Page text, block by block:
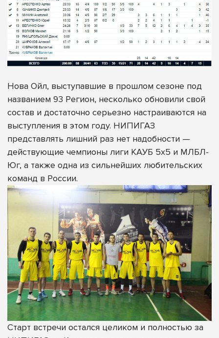
Нова Ойл, выступавшие в прошлом сезоне под
названием 93 Регион, несколько обновили свой
состав и достаточно серьезно настраиваются на
выступления в этом году. НИПИГАЗ
представлять лишний раз нет надобности —
действующие чемпионы лиги КАУБ 5х5 и МЛБЛ-
Юг, а также одна из сильнейших любительских
команд в России.
Старт встречи остался целиком и полностью за